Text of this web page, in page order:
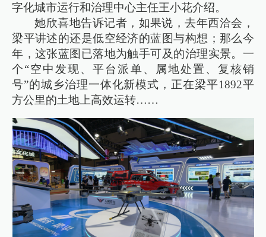
字化城市运行和治理中心主任王小花介绍。
她欣喜地告诉记者，如果说，去年西洽会，
梁平讲述的还是低空经济的蓝图与构想；那么今
年，这张蓝图已落地为触手可及的治理实景。一
个“空中发现、平台派单、属地处置、复核销
号”的城乡治理一体化新模式，正在梁平1892平
方公里的土地上高效运转……